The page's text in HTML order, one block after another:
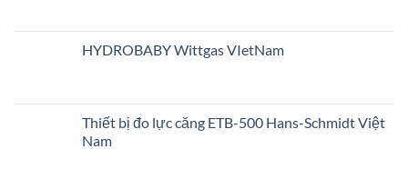
HYDROBABY Wittgas VIetNam
Thiết bị đo lực căng ETB-500 Hans-Schmidt Việt
Nam